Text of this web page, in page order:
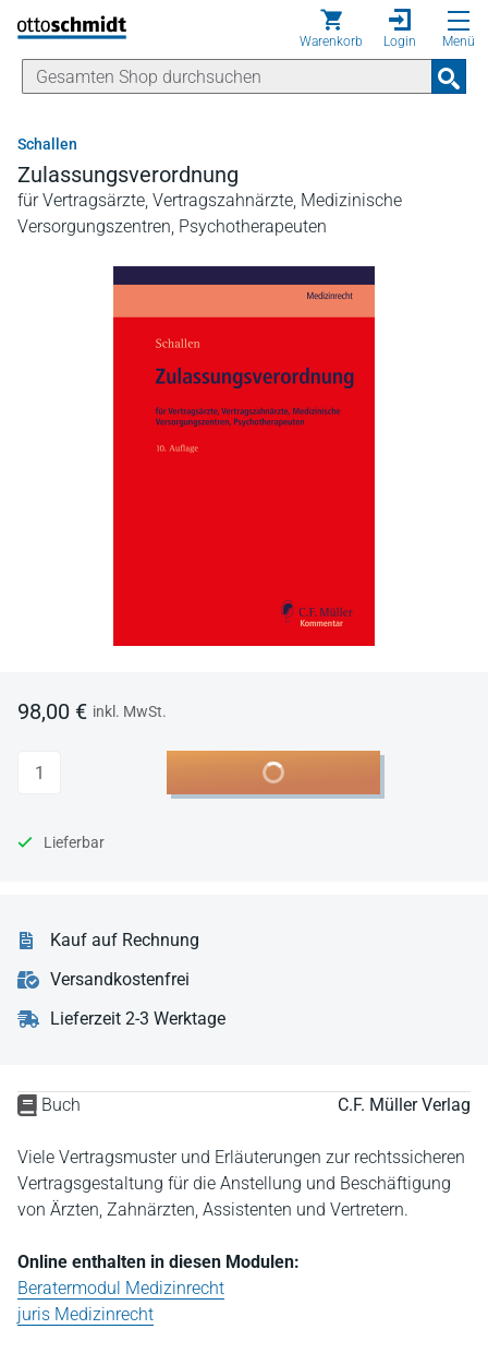
Direkt zum Inhalt
Warenkorb Login Menü
Schallen
Zulassungsverordnung
für Vertragsärzte, Vertragszahnärzte, Medizinische
Versorgungszentren, Psychotherapeuten
Buch C.F. Müller Verlag
Viele Vertragsmuster und Erläuterungen zur rechtssicheren
Vertragsgestaltung für die Anstellung und Beschäftigung
von Ärzten, Zahnärzten, Assistenten und Vertretern.
Online enthalten in diesen Modulen:
Beratermodul Medizinrecht
juris Medizinrecht
98,00 € inkl. MwSt.
Anzahl In den Warenkorb
Lieferbar
Kauf auf Rechnung
Versandkostenfrei
Lieferzeit 2-3 Werktage